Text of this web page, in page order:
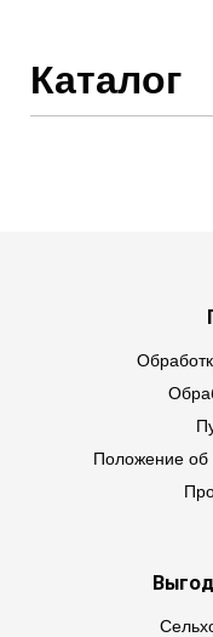
Каталог
Положение об